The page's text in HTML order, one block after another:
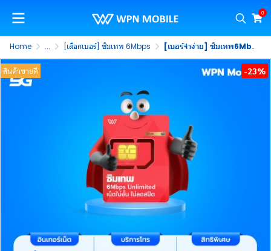
0
Home ... [เลือกเบอร์] ซิมเทพ 6Mbps [เบอร์จำง่าย] ซิมเทพ6Mbps ซิมรายปี 5G เน็ตไม่อั้น 6Mbps ไม่ลดสปีด พร้อมโทรฟรีในค่าย ไม่จำกัดนาน 1 ปี (ชุดที่ 1)
สินค้าขายดี -23%